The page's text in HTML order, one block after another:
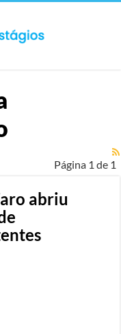
Página 1 de 1
abriu